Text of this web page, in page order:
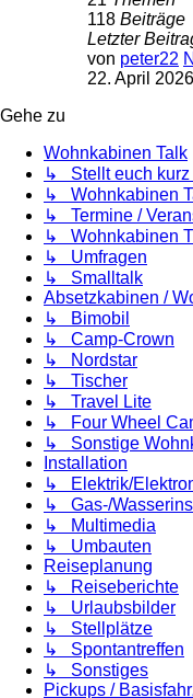
118 Beiträge
Letzter
von peter22
22. April
Gehe zu
Wohnkabinen Talk
↳ Stellt euch kurz
↳ Wohnkabinen
↳ Termine /
↳ Wohnkabinen
↳ Umfragen
↳ Smalltalk
Absetzkabinen /
↳ Bimobil
↳ Camp-Crown
↳ Nordstar
↳ Tischer
↳ Travel Lite
↳ Four Wheel
↳ Sonstige
Installation
↳ Elektrik/
↳ Gas-/
↳ Multimedia
↳ Umbauten
Reiseplanung
↳ Reiseberichte
↳ Urlaubsbilder
↳ Stellplätze
↳ Spontantreffen
↳ Sonstiges
Pickups /